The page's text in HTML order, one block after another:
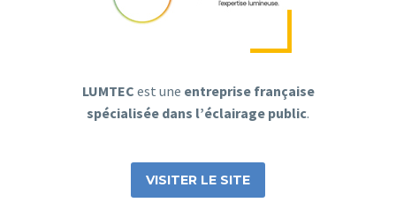
LUMTEC est une entreprise française
spécialisée dans l’éclairage public.
VISITER LE SITE